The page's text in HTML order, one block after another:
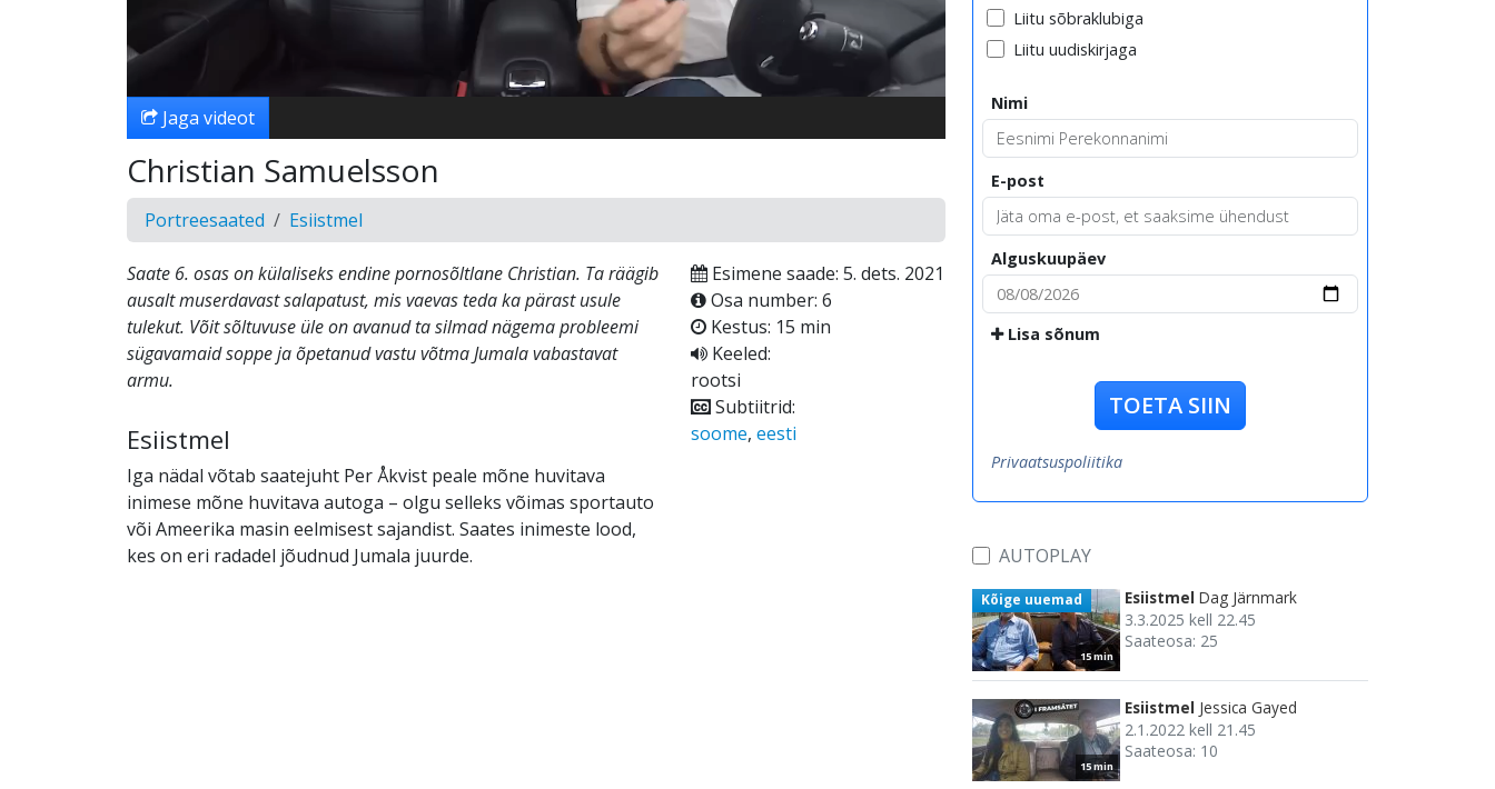
Jaga videot
Christian Samuelsson
Portreesaated Esiistmel
Saate 6. osas on külaliseks endine pornosõltlane Christian. Ta räägib
ausalt muserdavast salapatust, mis vaevas teda ka pärast usule
tulekut. Võit sõltuvuse üle on avanud ta silmad nägema probleemi
sügavamaid soppe ja õpetanud vastu võtma Jumala vabastavat
armu.
Esiistmel
Iga nädal võtab saatejuht Per Åkvist peale mõne huvitava
inimese mõne huvitava autoga – olgu selleks võimas sportauto
või Ameerika masin eelmisest sajandist. Saates inimeste lood,
kes on eri radadel jõudnud Jumala juurde.
Esimene saade: 5. dets. 2021
Osa number: 6
Kestus: 15 min
Keeled:
rootsi
Subtiitrid:
soome, eesti
Liitu sõbraklubiga
Liitu uudiskirjaga
Nimi
E-post
Alguskuupäev
Lisa sõnum
TOETA SIIN
Privaatsuspoliitika
AUTOPLAY
15 min
Kõige uuemad Esiistmel Dag Järnmark
3.3.2025 kell 22.45
Saateosa: 25
15 min
Esiistmel Jessica Gayed
2.1.2022 kell 21.45
Saateosa: 10